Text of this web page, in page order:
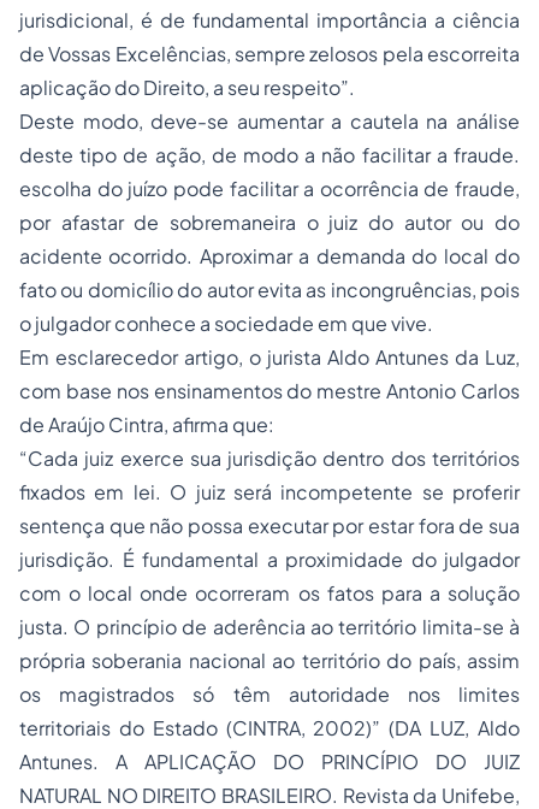
jurisdicional, é de fundamental importância a ciência
de Vossas Excelências, sempre zelosos pela escorreita
aplicação do Direito, a seu respeito”.
Deste modo, deve-se aumentar a cautela na análise
deste tipo de ação, de modo a não facilitar a fraude.
escolha do juízo pode facilitar a ocorrência de fraude,
por afastar de sobremaneira o juiz do autor ou do
acidente ocorrido. Aproximar a demanda do local do
fato ou domicílio do autor evita as incongruências, pois
o julgador conhece a sociedade em que vive.
Em esclarecedor artigo, o jurista Aldo Antunes da Luz,
com base nos ensinamentos do mestre Antonio Carlos
de Araújo Cintra, afirma que:
“Cada juiz exerce sua jurisdição dentro dos territórios
fixados em lei. O juiz será incompetente se proferir
sentença que não possa executar por estar fora de sua
jurisdição. É fundamental a proximidade do julgador
com o local onde ocorreram os fatos para a solução
justa. O princípio de aderência ao território limita-se à
própria soberania nacional ao território do país, assim
os magistrados só têm autoridade nos limites
territoriais do Estado (CINTRA, 2002)” (DA LUZ, Aldo
Antunes. A APLICAÇÃO DO PRINCÍPIO DO JUIZ
NATURAL NO DIREITO BRASILEIRO. Revista da Unifebe,